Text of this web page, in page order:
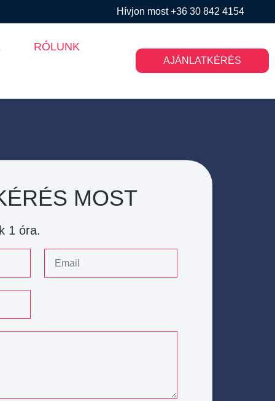
Hívjon most +36 30 842 4154
RÓLUNK
AJÁNLATKÉRÉS
MOST
1 óra.